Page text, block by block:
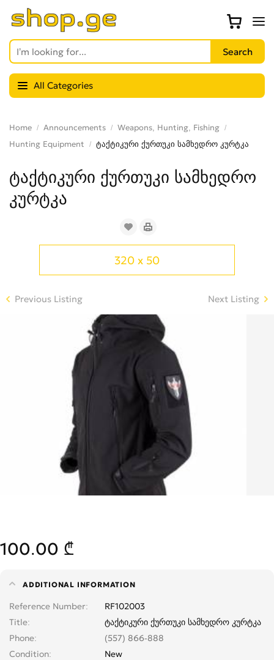
All Categories
Home Announcements
Weapons, Hunting, Fishing
Hunting Equipment
ტაქტიკური ქურთუკი სამხედრო კურტკა
ტაქტიკური ქურთუკი სამხედრო
კურტკა
320 x 50
Previous Listing Next Listing
100.00 ₾
ADDITIONAL INFORMATION
Reference Number
RF102003
Title
ტაქტიკური ქურთუკი სამხედრო კურტკა
Phone
(557) 866-888
Condition
New